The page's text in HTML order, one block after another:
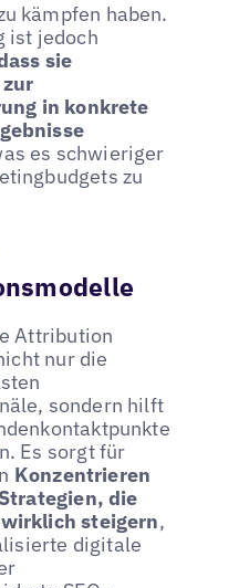
kämpfen haben.
ist jedoch
sie
in konkrete
es schwieriger
zu
Attribution
nur die
sondern hilft
Es sorgt für
Konzentrieren
die
steigern,
digitale